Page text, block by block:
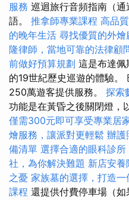
服務 巡迴旅行音頻指南（
語。 推拿師專業課程 高品
的晚年生活 尋找優質的外
隆律師，當地可靠的法律顧
前做好預算規劃 這是布達佩
的19世紀歷史巡遊的體驗
250萬遊客提供服務。 探索
功能是在黃昏之後關閉燈，
僅需300元即可享受專業居
燴服務，讓派對更輕鬆 辦護
備清單 選擇合適的眼科診
社，為你解決難題 新店安
之憂 家族墓的選擇，打造
課程 還提供付費停車場（如